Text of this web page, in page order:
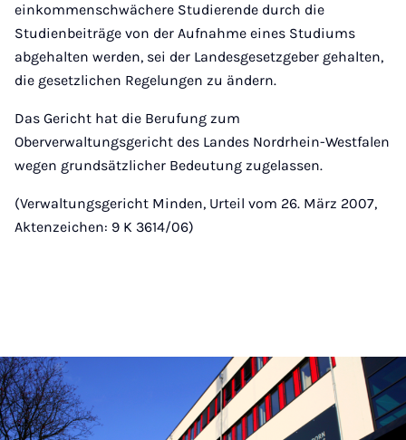
einkommenschwächere Studierende durch die
Studienbeiträge von der Aufnahme eines Studiums
abgehalten werden, sei der Landesgesetzgeber gehalten,
die gesetzlichen Regelungen zu ändern.
Das Gericht hat die Berufung zum
Oberverwaltungsgericht des Landes Nordrhein-Westfalen
wegen grundsätzlicher Bedeutung zugelassen.
(Verwaltungsgericht Minden, Urteil vom 26. März 2007,
Aktenzeichen: 9 K 3614/06)